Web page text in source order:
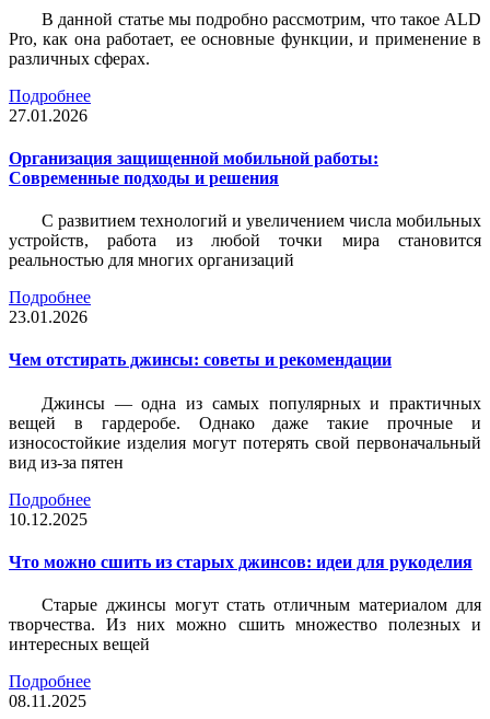
В данной статье мы подробно рассмотрим, что такое ALD
Pro, как она работает, ее основные функции, и применение в
различных сферах.
Подробнее
27.01.2026
Организация защищенной мобильной работы:
Современные подходы и решения
С развитием технологий и увеличением числа мобильных
устройств, работа из любой точки мира становится
реальностью для многих организаций
Подробнее
23.01.2026
Чем отстирать джинсы: советы и рекомендации
Джинсы — одна из самых популярных и практичных
вещей в гардеробе. Однако даже такие прочные и
износостойкие изделия могут потерять свой первоначальный
вид из-за пятен
Подробнее
10.12.2025
Что можно сшить из старых джинсов: идеи для рукоделия
Старые джинсы могут стать отличным материалом для
творчества. Из них можно сшить множество полезных и
интересных вещей
Подробнее
08.11.2025